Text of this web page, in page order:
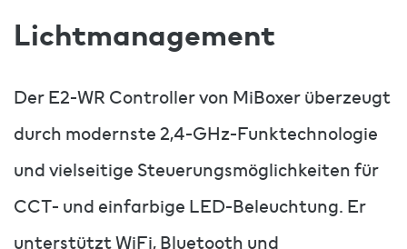
Lichtmanagement
Der E2-WR Controller von MiBoxer überzeugt
durch modernste 2,4-GHz-Funktechnologie
und vielseitige Steuerungsmöglichkeiten für
CCT- und einfarbige LED-Beleuchtung. Er
unterstützt WiFi, Bluetooth und